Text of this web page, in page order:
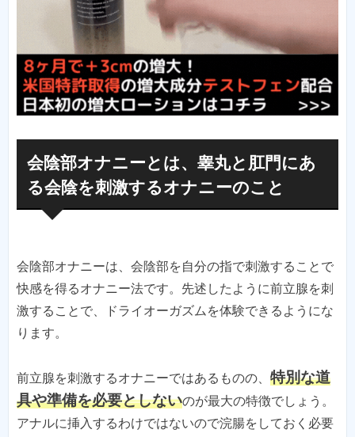
会陰部オナニーとは、睾丸と肛門にあ
る会陰を刺激するオナニーのこと
会陰部オナニーは、会陰部を自分の指で刺激することで
快感を得るオナニー法です。先述したように前立腺を刺
激することで、ドライオーガズムを体験できるようにな
ります。
前立腺を刺激するオナニーではあるものの、 特別な道
具や準備を必要としないのが最大の特徴でしょう。
アナルに挿入するわけではないので浣腸をしておく必要